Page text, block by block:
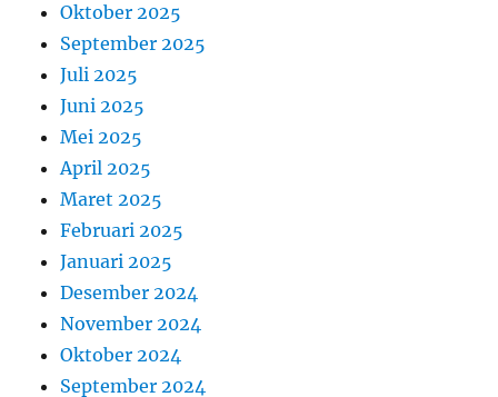
Oktober 2025
September 2025
Juli 2025
Juni 2025
Mei 2025
April 2025
Maret 2025
Februari 2025
Januari 2025
Desember 2024
November 2024
Oktober 2024
September 2024